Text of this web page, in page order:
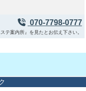
070-7798-0777
テ案内所』を見たとお伝え下さい。